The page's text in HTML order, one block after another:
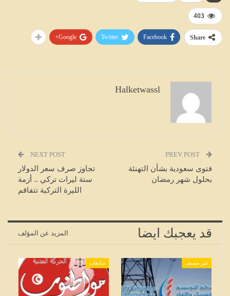
403
Share
Facebook
Twitter
Google+
Halketwassl
فتوى سعودية بشأن التهنئة
بحلول شهر رمضان
NEXT POST
تجاوز صرف سعر الدولار
ستة ليرات تركي .. أزمة
الليرة التركية تتفاقم
قد يعجبك ايضا المزيد عن المؤلف
غير مصنف متابعات